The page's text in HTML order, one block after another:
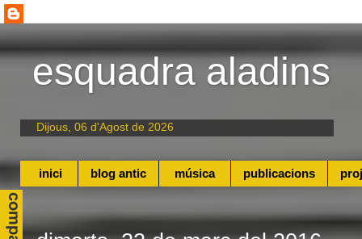
esquadra aladins
Dijous, 06 d'Agost de 2026
inici blog antic música publicacions